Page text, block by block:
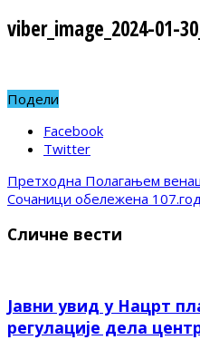
viber_image_2024-01-
Подели
Facebook
Twitter
Претходна Полагањем
Сочаници обележена
Сличне вести
Јавни увид у Нацрт
регулације дела